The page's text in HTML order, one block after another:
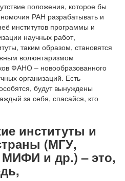
положения, которое бы
РАН разрабатывать и
институтов программы и
научных работ,
таким образом, становятся
волюнтаризмом
ФАНО – новообразованного
организаций. Есть
будут вынуждены
за себя, спасайся, кто
институты и
(МГУ,
и др.) – это,